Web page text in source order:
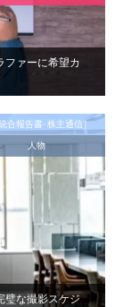
ァーに希望カ
な撮影スケジ
合報告書･株主通信］
人物